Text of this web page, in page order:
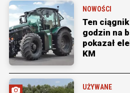
NOWOŚCI
Ten
godzin na
pokazał
KM
UŻYWANE